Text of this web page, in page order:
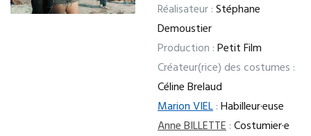
Réalisateur :Stéphane
Demoustier
Production :Petit Film
Créateur(rice) des costumes :
Céline Brelaud
Marion VIEL:Habilleur·euse
Anne BILLETTE:Costumier·e